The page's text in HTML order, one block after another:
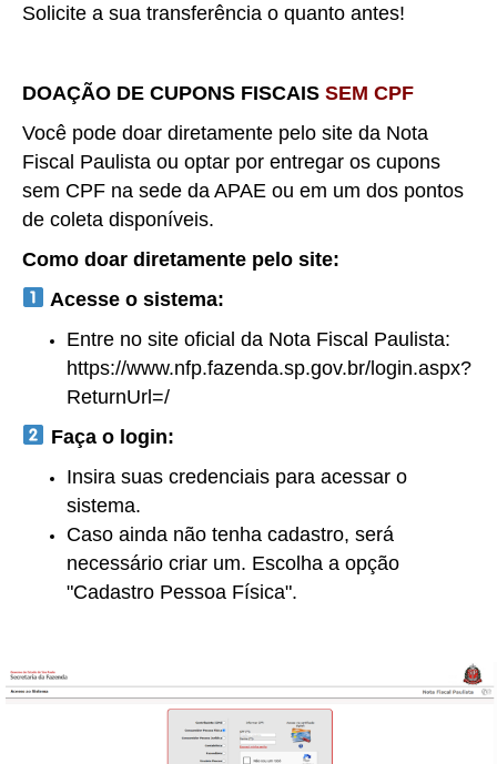
Solicite a sua transferência o quanto antes!
DOAÇÃO DE CUPONS FISCAIS SEM CPF
Você pode doar diretamente pelo site da Nota
Fiscal Paulista ou optar por entregar os cupons
sem CPF na sede da APAE ou em um dos pontos
de coleta disponíveis.
Como doar diretamente pelo site:
Acesse o sistema:
Entre no site oficial da Nota Fiscal Paulista:
https://www.nfp.fazenda.sp.gov.br/login.aspx?
ReturnUrl=/
Faça o login:
Insira suas credenciais para acessar o
sistema.
Caso ainda não tenha cadastro, será
necessário criar um. Escolha a opção
"Cadastro Pessoa Física".